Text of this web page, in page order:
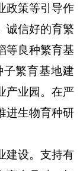
政策等引导作
诚信好的育繁
等良种繁育基
繁育基地建
产业园。在严
进生物育种研
设。 支持有